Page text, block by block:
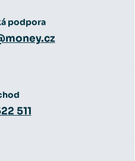
podpora
511